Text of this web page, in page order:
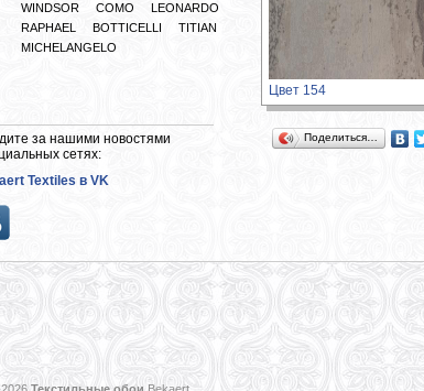
WINDSOR
COMO
LEONARDO
RAPHAEL
BOTTICELLI
TITIAN
MICHELANGELO
за нашими новостями
сетях:
Textiles в VK
Цвет 154
Поделиться…